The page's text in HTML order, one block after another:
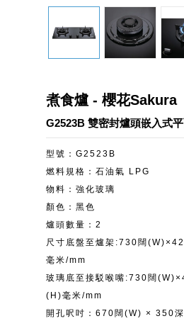
煮食爐 - 櫻花Sakura
G2523B 雙密封爐頭嵌入式
型號：G2523B
燃料規格：石油氣 LPG
物料：強化玻璃
顏色：黑色
爐頭數量：2
尺寸底盤至爐架:730闊
毫米/mm
玻璃底至接駁喉嘴:730闊
(H)毫米/mm
開孔呎吋：670闊(W) × 350